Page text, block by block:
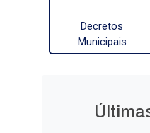
Decretos
Municipais